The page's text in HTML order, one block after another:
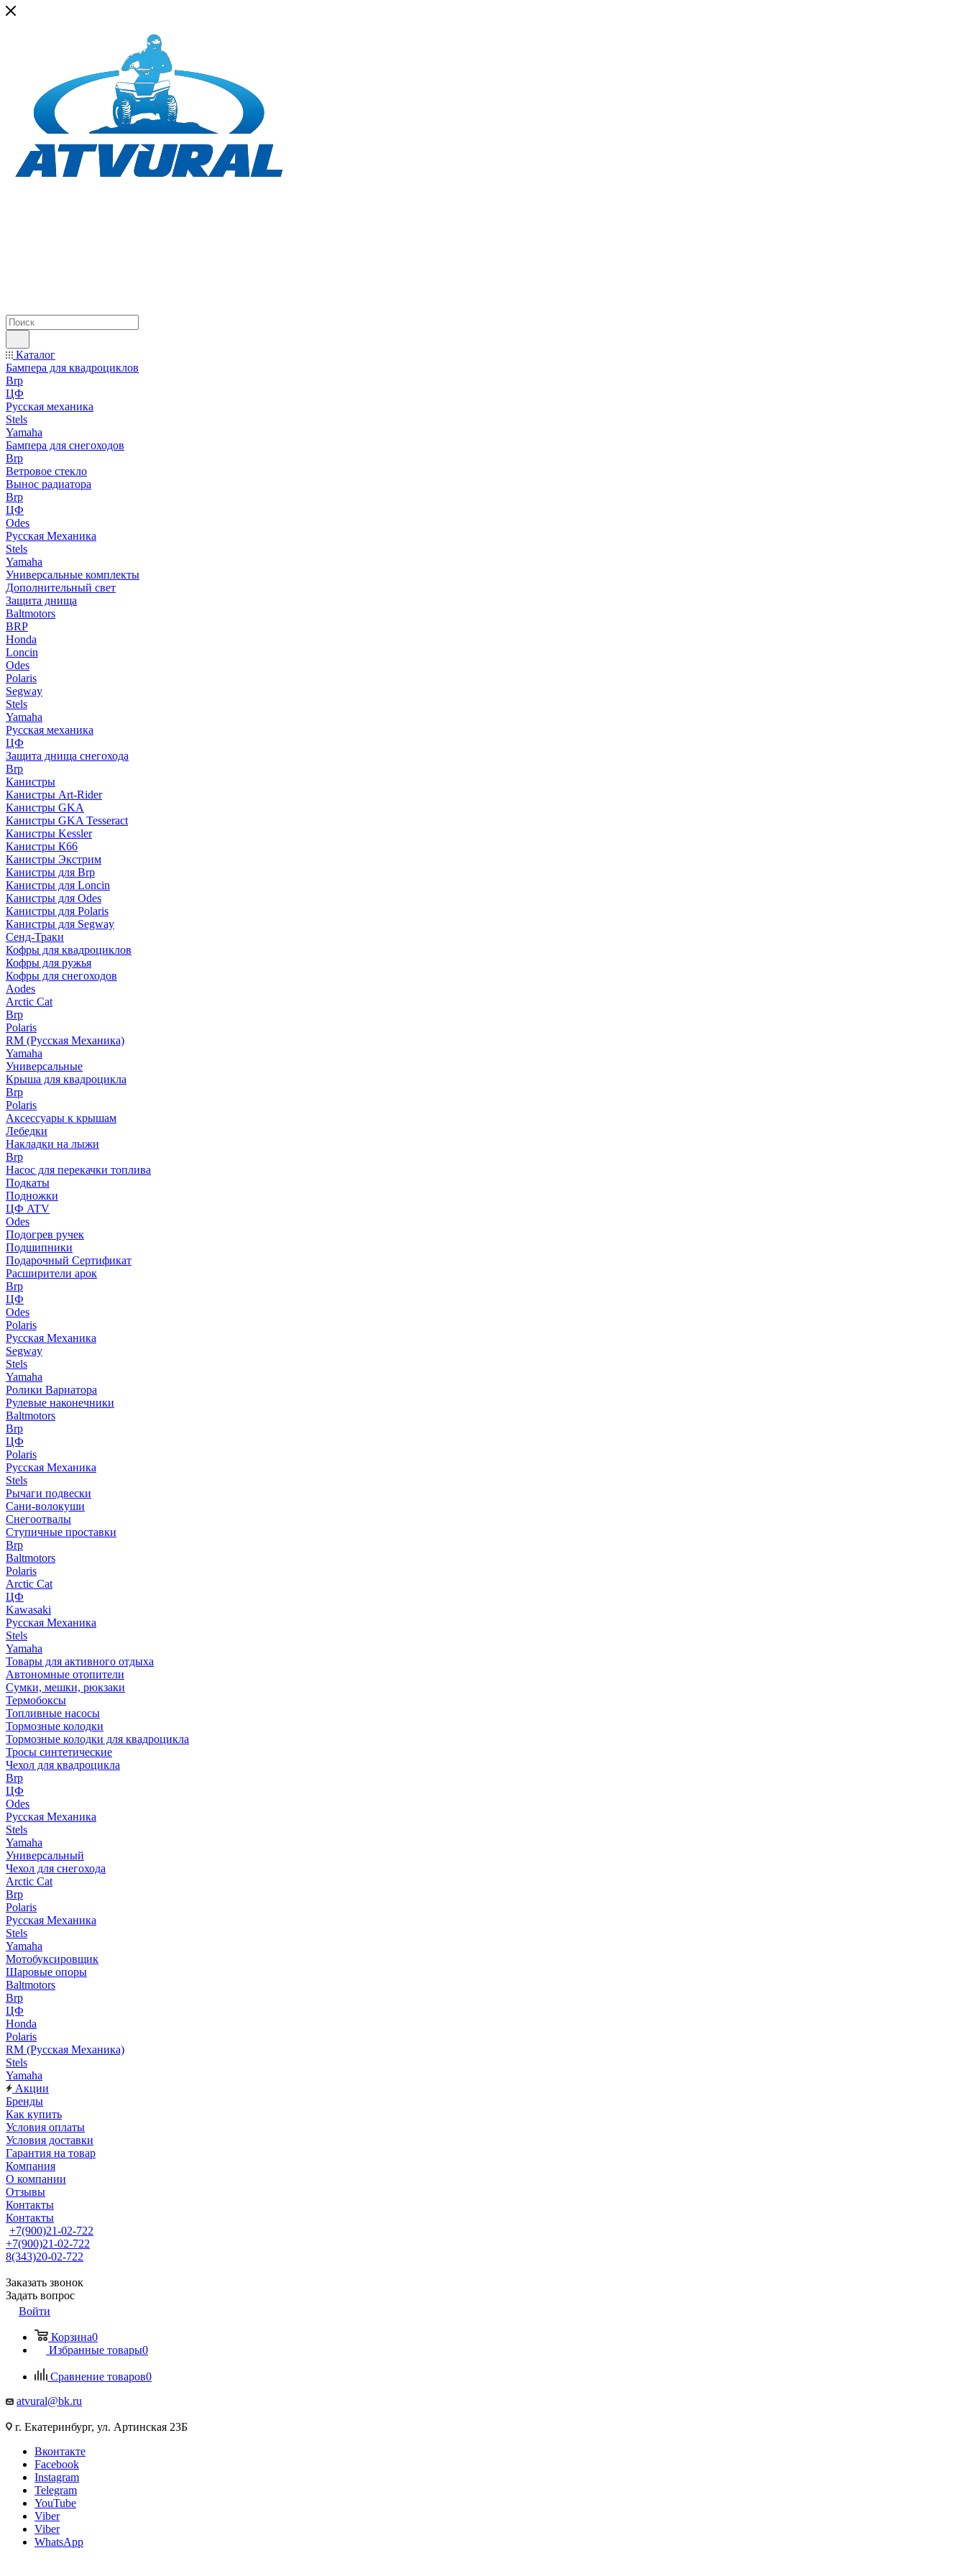
Каталог
Бампера для квадроциклов
Brp
ЦФ
Русская механика
Stels
Yamaha
Бампера для снегоходов
Brp
Ветровое стекло
Вынос радиатора
Brp
ЦФ
Odes
Русская Механика
Stels
Yamaha
Универсальные комплекты
Дополнительный свет
Защита днища
Baltmotors
BRP
Honda
Loncin
Odes
Polaris
Segway
Stels
Yamaha
Русская механика
ЦФ
Защита днища снегохода
Brp
Канистры
Канистры Art-Rider
Канистры GKA
Канистры GKA Tesseract
Канистры Kessler
Канистры К66
Канистры Экстрим
Канистры для Brp
Канистры для Loncin
Канистры для Odes
Канистры для Polaris
Канистры для Segway
Сенд-Траки
Кофры для квадроциклов
Кофры для ружья
Кофры для снегоходов
Aodes
Arctic Cat
Brp
Polaris
RM (Русская Механика)
Yamaha
Универсальные
Крыша для квадроцикла
Brp
Polaris
Аксессуары к крышам
Лебедки
Накладки на лыжи
Brp
Насос для перекачки топлива
Подкаты
Подножки
ЦФ ATV
Odes
Подогрев ручек
Подшипники
Подарочный Сертификат
Расширители арок
Brp
ЦФ
Odes
Polaris
Русская Механика
Segway
Stels
Yamaha
Ролики Вариатора
Рулевые наконечники
Baltmotors
Brp
ЦФ
Polaris
Русская Механика
Stels
Рычаги подвески
Сани-волокуши
Снегоотвалы
Ступичные проставки
Brp
Baltmotors
Polaris
Arctic Cat
ЦФ
Kawasaki
Русская Механика
Stels
Yamaha
Товары для активного отдыха
Автономные отопители
Сумки, мешки, рюкзаки
Термобоксы
Топливные насосы
Тормозные колодки
Тормозные колодки для квадроцикла
Тросы синтетические
Чехол для квадроцикла
Brp
ЦФ
Odes
Русская Механика
Stels
Yamaha
Универсальный
Чехол для снегохода
Arctic Cat
Brp
Polaris
Русская Механика
Stels
Yamaha
Мотобуксировщик
Шаровые опоры
Baltmotors
Brp
ЦФ
Honda
Polaris
RM (Русская Механика)
Stels
Yamaha
Акции
Бренды
Как купить
Условия оплаты
Условия доставки
Гарантия на товар
Компания
О компании
Отзывы
Контакты
Контакты
+7(900)21-02-722
+7(900)21-02-722
8(343)20-02-722
Заказать звонок
Задать вопрос
Войти
Корзина0
Избранные товары0
Сравнение товаров0
atvural@bk.ru
г. Екатеринбург, ул. Артинская 23Б
Вконтакте
Facebook
Instagram
Telegram
YouTube
Viber
Viber
WhatsApp